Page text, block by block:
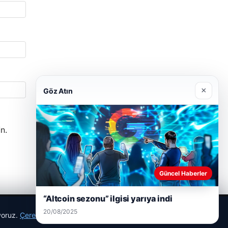
Çerez Politikamız
Göz Atın ×
Güncel Haberler
“Altcoin sezonu” ilgisi yarıya indi
20/08/2025